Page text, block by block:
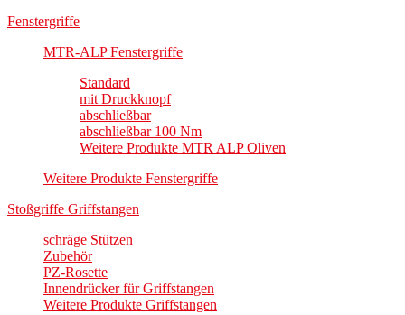
Fenstergriffe
MTR-ALP Fenstergriffe
Standard
mit Druckknopf
abschließbar
abschließbar 100 Nm
Weitere Produkte MTR ALP Oliven
Weitere Produkte Fenstergriffe
Stoßgriffe Griffstangen
schräge Stützen
Zubehör
PZ-Rosette
Innendrücker für Griffstangen
Weitere Produkte Griffstangen